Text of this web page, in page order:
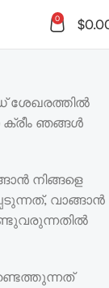
0 $
ശേഖരത്തിൽ
ഞങ്ങൾ
നിങ്ങളെ
വാങ്ങാൻ